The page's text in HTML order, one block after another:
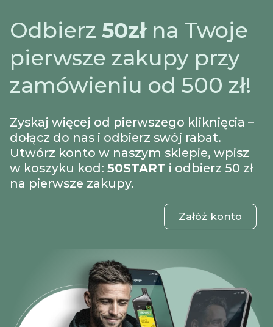
Odbierz 50złna Twoje
pierwsze zakupy przy
zamówieniu od 500 zł!
Zyskaj więcej od pierwszego kliknięcia –
dołącz do nas i odbierz swój rabat.
Utwórz konto w naszym sklepie, wpisz
w koszyku kod: 50START i odbierz 50 zł
na pierwsze zakupy.
Załóż konto